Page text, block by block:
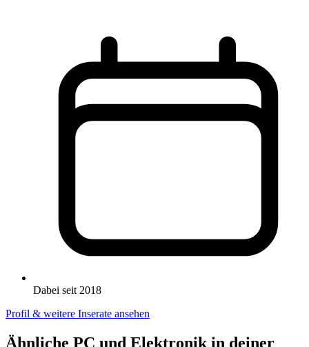
Dabei seit 2018
Profil & weitere Inserate ansehen
Ähnliche PC und Elektronik in deiner